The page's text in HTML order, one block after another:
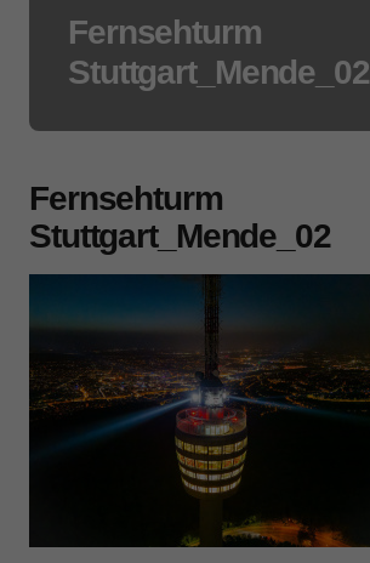
Fernsehturm
Stuttgart_Mende_02
Fernsehturm
Stuttgart_Mende_02